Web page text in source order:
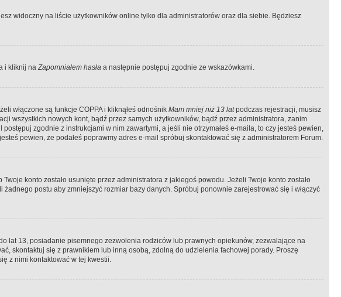
widoczny na liście użytkowników online tylko dla administratorów oraz dla siebie. Będziesz
i kliknij naZapomniałem hasła a następnie postępuj zgodnie ze wskazówkami.
włączone są funkcje COPPA i kliknąłeś odnośnik Mam mniej niż 13 latpodczas rejestracji, musisz
wszystkich nowych kont, bądź przez samych użytkowników, bądź przez administratora, zanim
zgodnie z instrukcjami w nim zawartymi, a jeśli nie otrzymałeś e-maila, to czy jesteś pewien,
pewien, że podałeś poprawmy adres e-mail spróbuj skontaktować się z administratorem Forum.
konto zostało usunięte przez administratora z jakiegoś powodu. Jeżeli Twoje konto zostało
postu aby zmniejszyć rozmiar bazy danych. Spróbuj ponownie zarejestrować się i włączyć
lat 13, posiadanie pisemnego zezwolenia rodziców lub prawnych opiekunów, zezwalające na
skontaktuj się z prawnikiem lub inną osobą, zdolną do udzielenia fachowej porady. Proszę
z nimi kontaktować w tej kwestii.